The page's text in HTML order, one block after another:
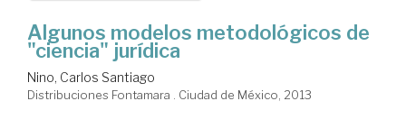
Algunos modelos metodológicos de
"ciencia" jurídica
Nino, Carlos Santiago
Distribuciones Fontamara . Ciudad de México, 2013